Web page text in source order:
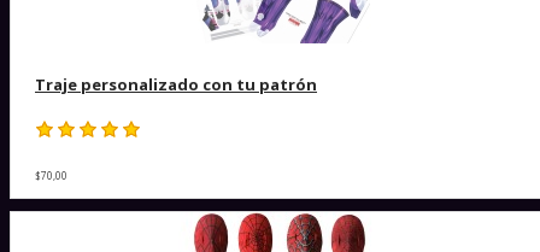
Traje personalizado con tu patrón
$70,00